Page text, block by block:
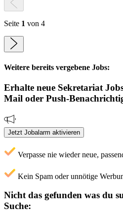
Seite 1 von 4
Weitere bereits vergebene Jobs:
Erhalte neue Sekretariat
Mail oder Push-
Jetzt Jobalarm aktivieren
Verpasse nie wieder neue,
Kein Spam oder unnötige
Nicht das gefunden was du
Suche: